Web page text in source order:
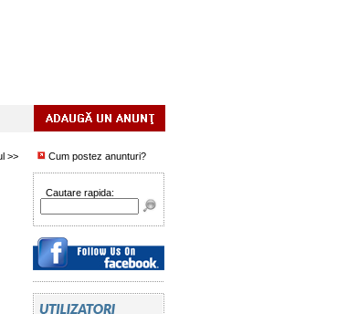
>>
Cum postez anunturi?
Cautare rapida: